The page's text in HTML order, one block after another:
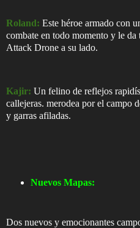
Roland: Este héroe armado con
combate en todo momento y le
Attack Drone a su lado.
Kajir: Un felino de reflejos
callejeras. merodea por el campo
y garras afiladas.
Nuevos Mapas:
Dos nuevos y emocionantes